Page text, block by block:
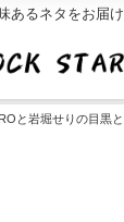
あるネタをお届け
と岩堀せりの目黒